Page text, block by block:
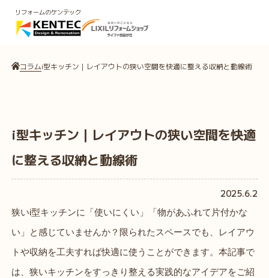
リフォームのケンテック
コラムi型キッチン｜レイアウトの狭い空間を快適に整える収納と動線術
i型キッチン｜レイアウトの狭い空間を快適
に整える収納と動線術
2025.6.2
狭いi型キッチンに「使いにくい」「物があふれて片付かな
い」と感じていませんか？限られたスペースでも、レイアウ
トや収納を工夫すれば快適に使うことができます。本記事で
は、狭いキッチンをすっきり整える実践的なアイデアをご紹